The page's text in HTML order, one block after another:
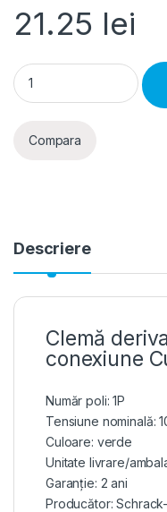
21.25 lei
Schrack- Clema
Compara
Descriere
Clemă
conexiune
Număr poli: 1P
Tensiune nominală:
Culoare: verde
Unitate livrare/
Garanție: 2 ani
Producător: